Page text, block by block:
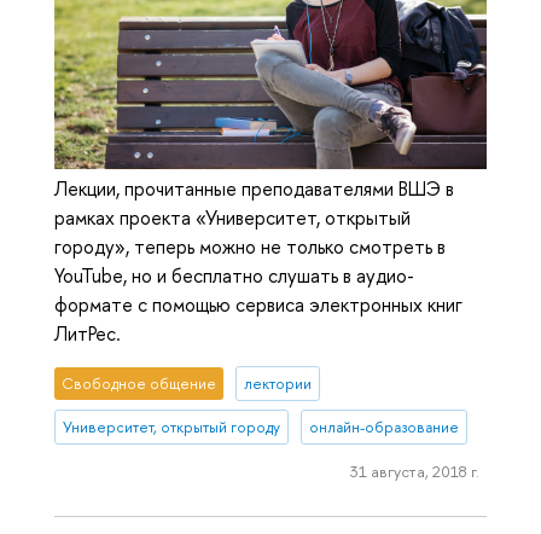
Лекции, прочитанные преподавателями ВШЭ в
рамках проекта «Университет, открытый
городу», теперь можно не только смотреть в
YouTube, но и бесплатно слушать в аудио-
формате с помощью сервиса электронных книг
ЛитРес.
Свободное общение лектории
Университет, открытый городу онлайн-образование
31 августа, 2018 г.